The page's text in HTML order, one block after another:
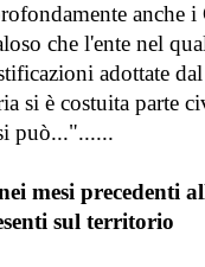
anche
che l'ente nel
adottate
si è costuita parte
può..."......
mesi precedenti
sul territorio